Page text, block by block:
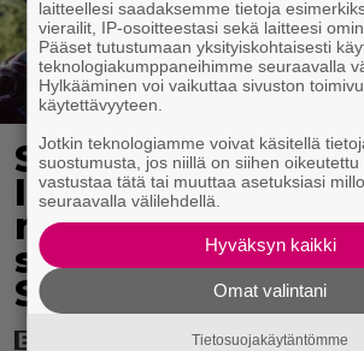
Scifihetki:
Ilmaiskatselussa
miljoonan
Suomessa 4017
laitteellesi saadaksemme tietoja
vierailit, IP-osoitteestasi sekä laitteesi
Pääset tutustumaan yksityiskohtaisesti
teknologiakumppaneihimme seuraavalla
Hylkääminen voi vaikuttaa sivuston
käytettävyyteen.
Jotkin teknologiamme voivat käsitellä
suostumusta, jos niillä on siihen oikeutettu
vastustaa tätä tai muuttaa asetuksiasi
seuraavalla välilehdellä.
Hyväksyn kaikki
Omat valintani
Tietosuojakäytäntömme